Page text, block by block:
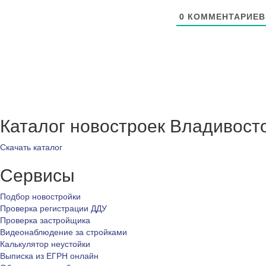
0 КОММЕНТАРИЕВ
Каталог новостроек
Скачать каталог
Сервисы
Подбор новостройки
Проверка регистрации ДДУ
Проверка застройщика
Видеонаблюдение за стройками
Калькулятор неустойки
Выписка из ЕГРН онлайн